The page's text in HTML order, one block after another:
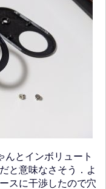
んとインボリュート
と意味なさそう．よ
スに干渉したので穴